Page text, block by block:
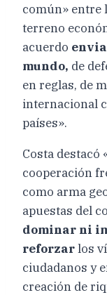
común» entre
terreno
acuerdo
mundo, de
en reglas, de
internacional
países».
Costa destacó
cooperación
como arma
apuestas del
dominar ni
reforzarlos
ciudadanos y
creación de